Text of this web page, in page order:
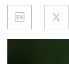
REGULACIÓN